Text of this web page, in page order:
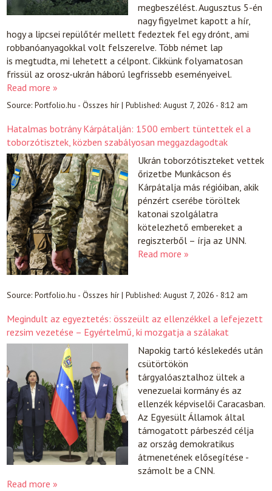
megbeszélést. Augusztus 5-én
nagy figyelmet kapott a hír,
hogy a lipcsei repülőtér mellett fedeztek fel egy drónt, ami
robbanóanyagokkal volt felszerelve. Több német lap
is megtudta, mi lehetett a célpont. Cikkünk folyamatosan
frissül az orosz-ukrán háború legfrissebb eseményeivel.
Read more »
Source:Portfolio.hu - Összes hír|Published:August 7, 2026 - 8:12 am
Hatalmas botrány Kárpátalján: 1500 embert tüntettek el a
toborzótisztek, közben szabályosan meggazdagodtak
Ukrán toborzótiszteket vettek
őrizetbe Munkácson és
Kárpátalja más régióiban, akik
pénzért cserébe töröltek
katonai szolgálatra
kötelezhető embereket a
regiszterből – írja az UNN.
Read more »
Source:Portfolio.hu - Összes hír|Published:August 7, 2026 - 8:12 am
Megindult az egyeztetés: összeült az ellenzékkel a lefejezett
rezsim vezetése – Egyértelmű, ki mozgatja a szálakat
Napokig tartó késlekedés után
csütörtökön
tárgyalóasztalhoz ültek a
venezuelai kormány és az
ellenzék képviselői Caracasban.
Az Egyesült Államok által
támogatott párbeszéd célja
az ország demokratikus
átmenetének elősegítése -
számolt be a CNN.
Read more »